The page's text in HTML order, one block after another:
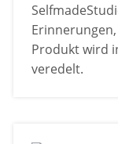
Produkt wird
veredelt.